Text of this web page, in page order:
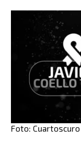
Foto: Cuartoscuro